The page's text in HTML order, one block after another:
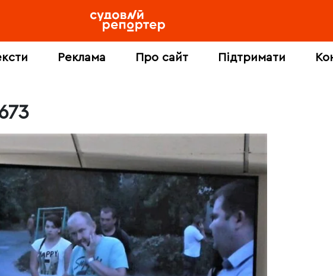
Реклама Про сайт Підтримати